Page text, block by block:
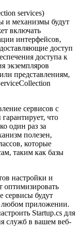
services)
и механизмы будут
включать
интерфейсов,
доступ
доступа к
экземпляров
представлениям,
сервисов с
что
один раз за
полезен,
которые
таким как базы
настройки и
оптимизировать
сервисы будут
любом приложении.
Startup.cs для
служб в вашем веб-